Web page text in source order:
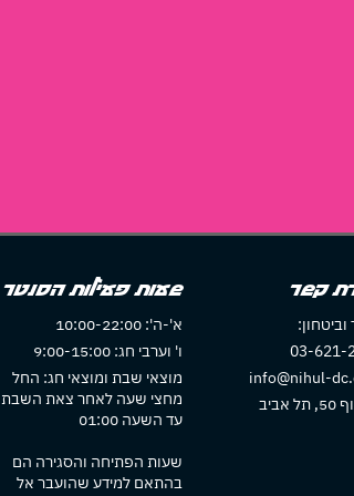
קשר
03-621-
info@nihul-
אביב
שעות פעילות הסנטר
א'-ה': 10:00-22:00
ו' וערבי חג: 9:00-15:00
מוצאי שבת ומוצאי חג: החל
מחצי שעה לאחר צאת השבת
עד השעה 01:00
שעות הפתיחה והסגירה הם
בהתאם למידע שהועבר אל